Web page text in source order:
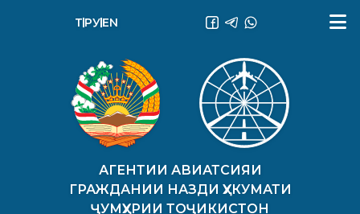
АГЕНТИИ АВИАТСИЯИ
ГРАЖДАНИИ НАЗДИ ҲУКУМАТИ
ҶУМҲУРИИ ТОҶИКИСТОН
ТҶ РУEN